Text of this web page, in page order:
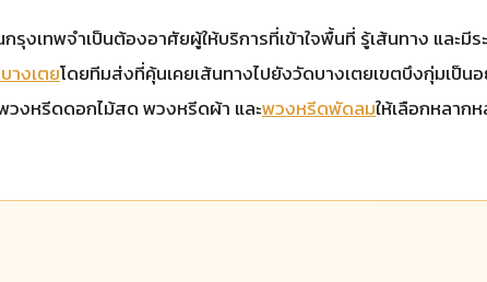
งเทพจำเป็นต้องอาศัยผู้ให้บริการที่เข้าใจพื้นที่ รู้เส้นทาง และมี
างเตยโดยทีมส่งที่คุ้นเคยเส้นทางไปยังวัดบางเตยเขตบึงกุ่มเป็น
วงหรีดดอกไม้สด พวงหรีดผ้า และพวงหรีดพัดลมให้เลือกหลาก